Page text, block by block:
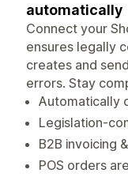
automatically
Connect your
ensures legally
creates and
errors. Stay
Automatically
Legislation-
B2B invoicing
POS orders